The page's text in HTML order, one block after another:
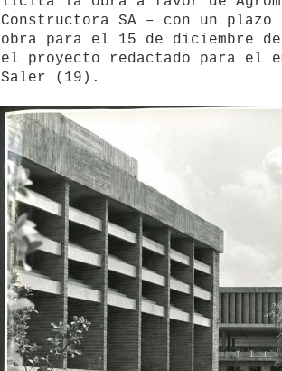
Constructora SA – con un
obra para el 15 de diciembre de
el proyecto redactado para el
Saler (19).